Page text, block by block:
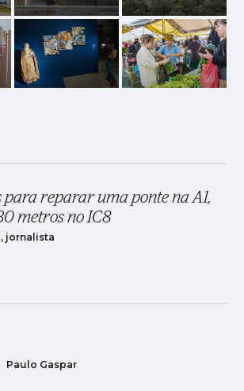
para reparar uma ponte na A1,
metros no IC8
jornalista
Paulo Gaspar